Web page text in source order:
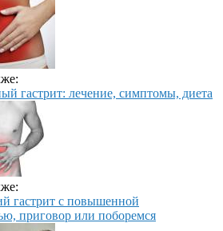
гастрит: лечение, симптомы, диета
гастрит с повышенной
приговор или поборемся